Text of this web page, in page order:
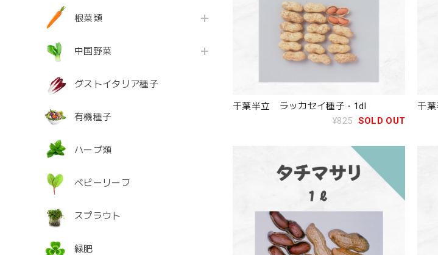
根菜類
中国野菜
グストイタリア種子
有機種子
ハーブ類
ベビーリーフ
スプラウト
緑肥
千葉半立 ラッカセイ種子・1dl
¥825 SOLD OUT
千